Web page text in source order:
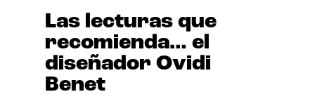
Las lecturas que
recomienda… el
diseñador Ovidi
Benet